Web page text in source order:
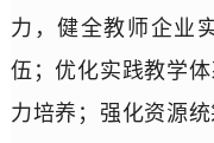
力，健全教师企业
伍；优化实践教学
力培养；强化资源